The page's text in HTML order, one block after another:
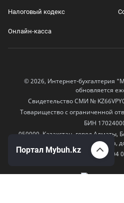
Налоговый кодекс
Онлайн-касса
© 2026, Интернет-бухгалтерия
обновляется
Свидетельство СМИ №
Товарищество с ограниченной
БИН
050000, Казахстан, город Алматы,
Егизбаева,
+7 777 504
Портал Mybuh.kz